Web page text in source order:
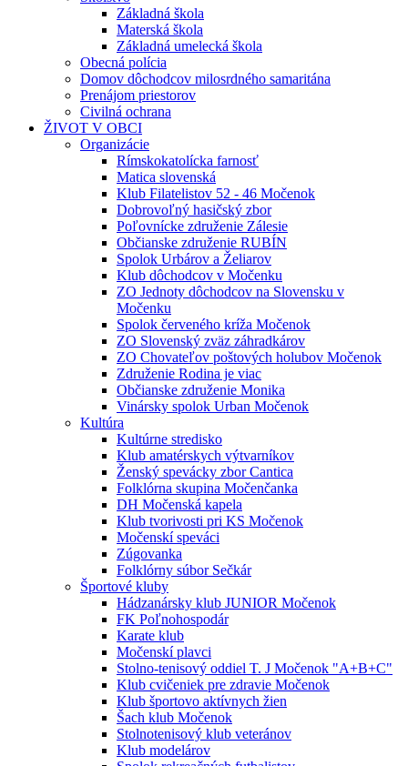
Základná škola
Materská škola
Základná umelecká škola
Obecná polícia
Domov dôchodcov milosrdného samaritána
Prenájom priestorov
Civilná ochrana
ŽIVOT V OBCI
Organizácie
Rímskokatolícka farnosť
Matica slovenská
Klub Filatelistov 52 - 46 Močenok
Dobrovoľný hasičský zbor
Poľovnícke združenie Zálesie
Občianske združenie RUBÍN
Spolok Urbárov a Želiarov
Klub dôchodcov v Močenku
ZO Jednoty dôchodcov na Slovensku v
Močenku
Spolok červeného kríža Močenok
ZO Slovenský zväz záhradkárov
ZO Chovateľov poštových holubov Močenok
Združenie Rodina je viac
Občianske združenie Monika
Vinársky spolok Urban Močenok
Kultúra
Kultúrne stredisko
Klub amatérskych výtvarníkov
Ženský spevácky zbor Cantica
Folklórna skupina Močenčanka
DH Močenská kapela
Klub tvorivosti pri KS Močenok
Močenskí speváci
Zúgovanka
Folklórny súbor Sečkár
Športové kluby
Hádzanársky klub JUNIOR Močenok
FK Poľnohospodár
Karate klub
Močenskí plavci
Stolno-tenisový oddiel T. J Močenok "A+B+C"
Klub cvičeniek pre zdravie Močenok
Klub športovo aktívnych žien
Šach klub Močenok
Stolnotenisový klub veteránov
Klub modelárov